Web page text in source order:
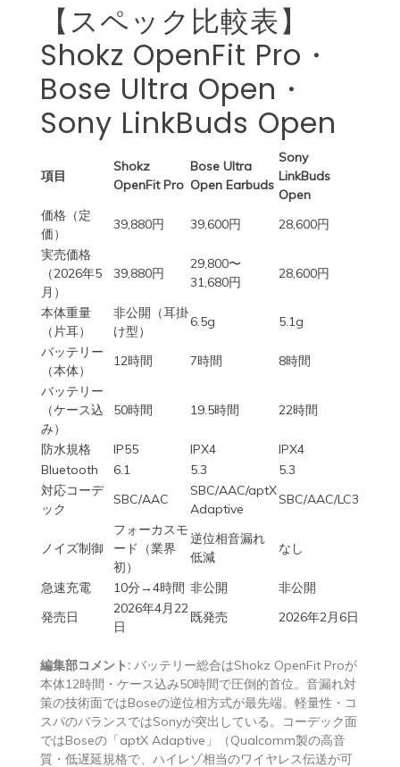
【スペック比較表】
Shokz OpenFit Pro・
Bose Ultra Open・
Sony LinkBuds Open
項目
Shokz
OpenFit Pro
Bose Ultra
Open Earbuds
Sony
LinkBuds
Open
価格（定
価）
39,880円 39,600円
28,600円
実売価格
（2026年5
月）
39,880円
29,800〜
31,680円
28,600円
本体重量
（片耳）
非公開（耳掛
け型）
6.5g
5.1g
バッテリー
（本体）
12時間 7時間
8時間
バッテリー
（ケース込
み）
50時間 19.5時間 22時間
防水規格 IP55 IPX4
IPX4
Bluetooth
6.1 5.3
5.3
対応コーデ
ック
SBC/AAC
SBC/AAC/aptX
Adaptive
SBC/AAC/LC3
ノイズ制御
フォーカスモ
ード（業界
初）
逆位相音漏れ
低減
なし
急速充電 10分→4時間 非公開
非公開
発売日
2026年4月22
日
既発売 2026年2月6日
編集部コメント:バッテリー総合はShokz OpenFit Proが
本体12時間・ケース込み50時間で圧倒的首位。音漏れ対
策の技術面ではBoseの逆位相方式が最先端。軽量性・コ
スパのバランスではSonyが突出している。コーデック面
ではBoseの「aptX Adaptive」（Qualcomm製の高音
質・低遅延規格で、ハイレゾ相当のワイヤレス伝送が可